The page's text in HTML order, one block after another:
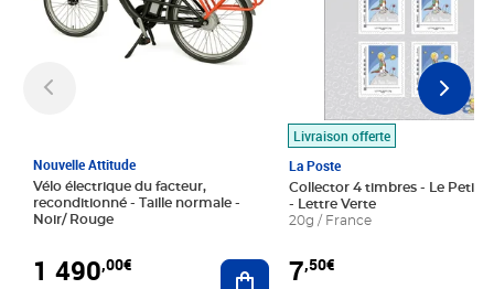
Nouvelle Attitude
Vélo électrique du facteur,
reconditionné - Taille normale -
Noir/ Rouge
1 490,00€ Ajouter au panier
Livraison offerte
La Poste
Collector 4 timbres - Le Petit
- Lettre Verte
20g / France
7,50€